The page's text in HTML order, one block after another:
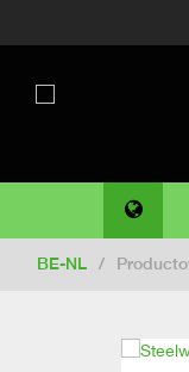
BE-NL /